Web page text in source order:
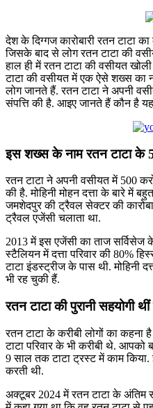
देश के दिग्गज कारोबारी रतन टाटा
जिसके बाद से लोग रतन टाटा की
हाल ही में रतन टाटा की वसीयत
टाटा की वसीयत में एक ऐसे शख्स का
लोग जानते हैं. रतन टाटा ने अपनी
संपत्ति की है. आइए जानते हैं कौन है
इस शख्स के नाम रतन टाटा के
रतन टाटा ने अपनी वसीयत में 500
की है. मोहिनी मोहन दत्ता के बारे में
जमशेदपुर की ट्रैवल सेक्टर की
ट्रैवल एजेंसी चलाता था.
2013 में इस एजेंसी का ताज सर्विसेज
स्टैलियन में दत्ता परिवार की 80%
टाटा इंडस्ट्रीज के पास थी. मोहिनी
भी रह चुकी हैं.
रतन टाटा की पुरानी सहयोगी थीं
रतन टाटा के करीबी लोगों का कहना
टाटा परिवार के भी करीबी थे. आपको
9 साल तक टाटा ट्रस्ट में काम
करती थी.
अक्टूबर 2024 में रतन टाटा के अंतिम